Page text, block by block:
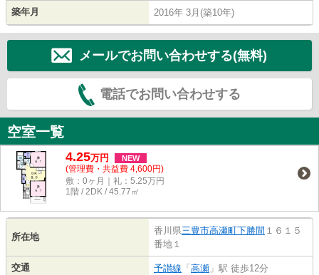
築年月 2016年 3月(築10年)
メールでお問い合わせする(無料)
電話でお問い合わせする
空室一覧
4.25万円 NEW
(管理費・共益費 4,600円)
敷：0ヶ月｜礼：5.25万円
1階 / 2DK / 45.77㎡
所在地
香川県三豊市高瀬町下勝間 １６１５
番地１
交通 予讃線 「 高瀬 」駅 徒歩12分